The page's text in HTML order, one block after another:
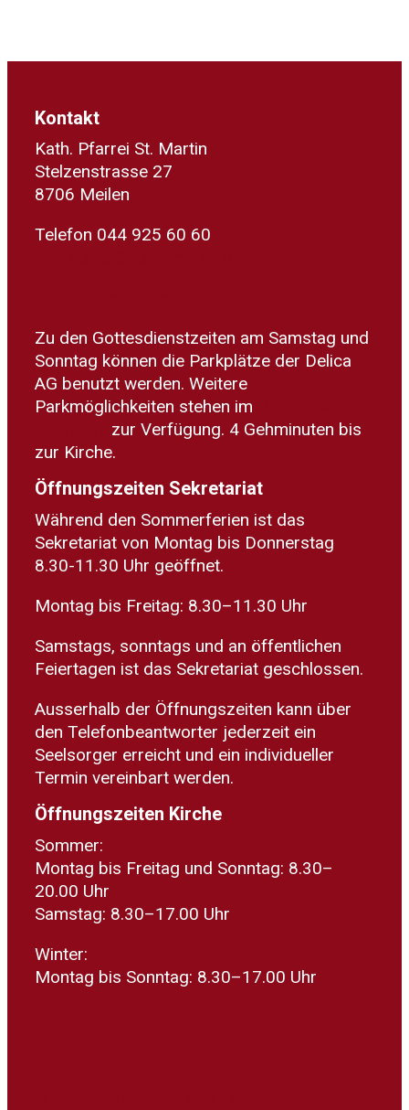
Kontakt
Kath. Pfarrei St. Martin
Stelzenstrasse 27
8706 Meilen
Telefon 044 925 60 60
Zu den Gottesdienstzeiten am Samstag und
Sonntag können die Parkplätze der Delica
AG benutzt werden. Weitere
Parkmöglichkeiten stehen im
zur Verfügung. 4 Gehminuten bis
zur Kirche.
Öffnungszeiten Sekretariat
Während den Sommerferien ist das
Sekretariat von Montag bis Donnerstag
8.30-11.30 Uhr geöffnet.
Montag bis Freitag: 8.30–11.30 Uhr
Samstags, sonntags und an öffentlichen
Feiertagen ist das Sekretariat geschlossen.
Ausserhalb der Öffnungszeiten kann über
den Telefonbeantworter jederzeit ein
Seelsorger erreicht und ein individueller
Termin vereinbart werden.
Öffnungszeiten Kirche
Sommer:
Montag bis Freitag und Sonntag: 8.30–
20.00 Uhr
Samstag: 8.30–17.00 Uhr
Winter:
Montag bis Sonntag: 8.30–17.00 Uhr